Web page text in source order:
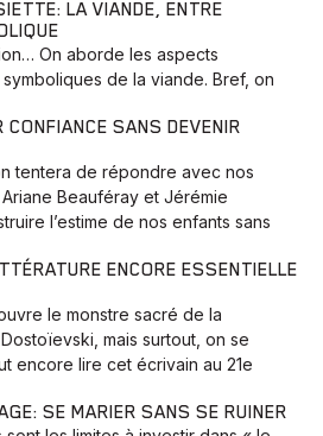
LA VIANDE, ENTRE
On aborde les aspects
de la viande. Bref, on
CONFIANCE SANS DEVENIR
tentera de répondre avec nos
Beauféray et Jérémie
l’estime de nos enfants sans
ENCORE ESSENTIELLE
le monstre sacré de la
mais surtout, on se
encore lire cet écrivain au 21e
SE MARIER SANS SE RUINER